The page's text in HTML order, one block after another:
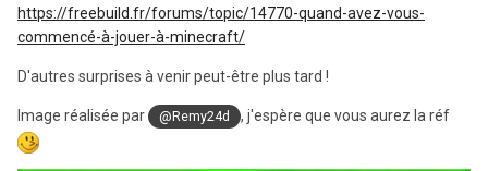
https://freebuild.fr/forums/topic/14770-quand-avez-vous-
commencé-à-jouer-à-minecraft/
D'autres surprises à venir peut-être plus tard !
Image réalisée par @Remy24d , j'espère que vous aurez la réf